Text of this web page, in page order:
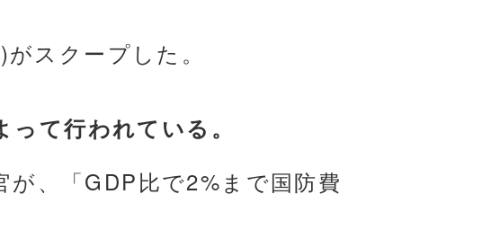
スクープした。
て行われている。
、「GDP比で2%まで国防費